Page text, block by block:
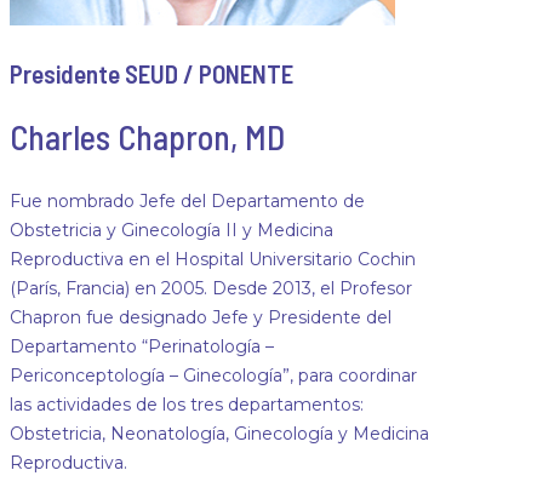
Presidente SEUD / PONENTE
Charles Chapron, MD
Fue nombrado Jefe del Departamento de
Obstetricia y Ginecología II y Medicina
Reproductiva en el Hospital Universitario Cochin
(París, Francia) en 2005. Desde 2013, el Profesor
Chapron fue designado Jefe y Presidente del
Departamento “Perinatología –
Periconceptología – Ginecología”, para coordinar
las actividades de los tres departamentos:
Obstetricia, Neonatología, Ginecología y Medicina
Reproductiva.